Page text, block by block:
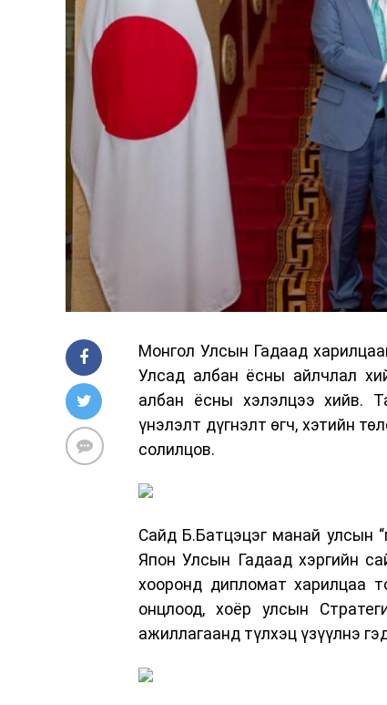
Монгол Улсын Гадаад
Улсад албан ёсны айлчлал
албан ёсны хэлэлцээ хийв.
үнэлэлт дүгнэлт өгч, хэтийн
солилцов.
Сайд Б.Батцэцэг манай улсын
Япон Улсын Гадаад хэргийн
хооронд дипломат харилцаа
онцлоод, хоёр улсын
ажиллагаанд түлхэц үзүүлнэ